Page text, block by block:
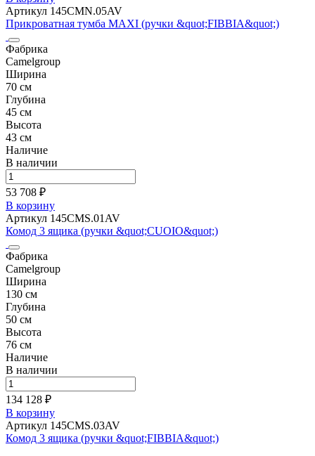
Артикул 145CMN.05AV
Прикроватная тумба MAXI (ручки &quot;FIBBIA&quot;)
Фабрика
Camelgroup
Ширина
70 см
Глубина
45 см
Высота
43 см
Наличие
В наличии
53 708 ₽
В корзину
Артикул 145CMS.01AV
Комод 3 ящика (ручки &quot;CUOIO&quot;)
Фабрика
Camelgroup
Ширина
130 см
Глубина
50 см
Высота
76 см
Наличие
В наличии
134 128 ₽
В корзину
Артикул 145CMS.03AV
Комод 3 ящика (ручки &quot;FIBBIA&quot;)